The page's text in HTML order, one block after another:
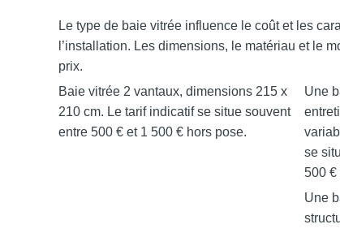
Le type de baie vitrée influence le coût et les
l’installation. Les dimensions, le matériau et le
prix.
Baie vitrée 2 vantaux, dimensions 215 x
210 cm. Le tarif indicatif se situe souvent
entre 500 € et 1 500 € hors pose.
Une
se
500 €
Une